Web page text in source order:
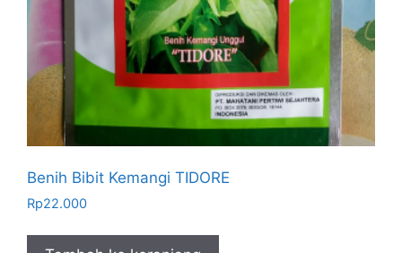
Benih Bibit Kemangi TIDORE
Rp22.000